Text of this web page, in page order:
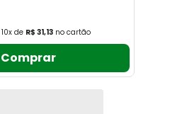
10x de R$ 31,13 no cartão
Comprar